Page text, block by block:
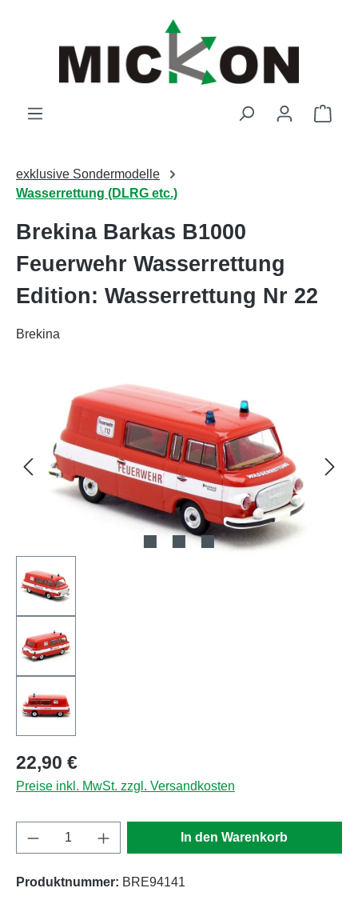
exklusive Sondermodelle
Wasserrettung (DLRG etc.)
Brekina Barkas B1000
Feuerwehr Wasserrettung
Edition: Wasserrettung Nr 22
Brekina
Bildergalerie überspringen
Regulärer Preis:
22,90 €
Preise inkl. MwSt. zzgl. Versandkosten
Produkt Anzahl: Gib den gewünschten
In den Warenkorb
Produktnummer: BRE94141